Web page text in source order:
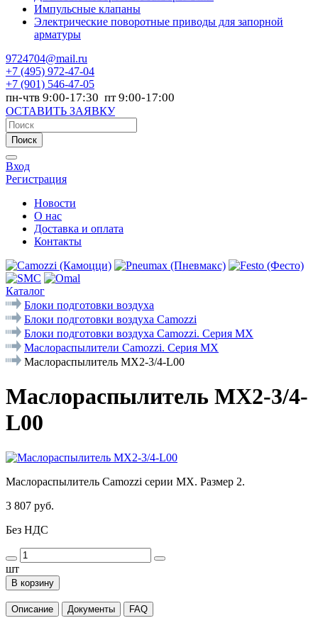
Импульсные клапаны
Электрические поворотные приводы для запорной
арматуры
9724704@mail.ru
+7 (495) 972-47-04
+7 (901) 546-47-05
пн-чтв 9:00-17:30 пт 9:00-17:00
ОСТАВИТЬ ЗАЯВКУ
Поиск
Вход
Регистрация
Новости
О нас
Доставка и оплата
Контакты
Каталог
Блоки подготовки воздуха
Блоки подготовки воздуха Camozzi
Блоки подготовки воздуха Camozzi. Серия МX
Маслораспылители Camozzi. Серия MX
Маслораспылитель MX2-3/4-L00
Маслораспылитель MX2-3/4-
L00
Маслораспылитель Camozzi серии MX. Размер 2.
3 807 руб.
Без НДС
шт
В корзину
Описание Документы FAQ